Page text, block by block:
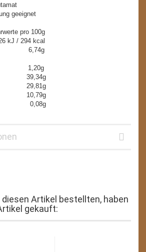
geeignet
pro 100g
/ 294 kcal
1,20g
39,34g
29,81g
diesen Artikel bestellten, haben
gekauft: